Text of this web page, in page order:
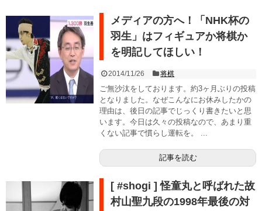
メディアの方へ！「NHK杯の
羽生」はフィギュアか将棋か
を明記してほしい！
2014/11/26 将棋
ご無沙汰をしております。約3ヶ月ぶりの投稿
となりました。なぜこんなにお休みしたかの
理由は、後日の記事でじっくり書きたいと思
います。今日は久々の投稿なので、あまり重
くない記事で慣らし運転を。 ...
記事を読む
[ #shogi ] 怪童丸と呼ばれた故
村山聖九段の1998年最後の対